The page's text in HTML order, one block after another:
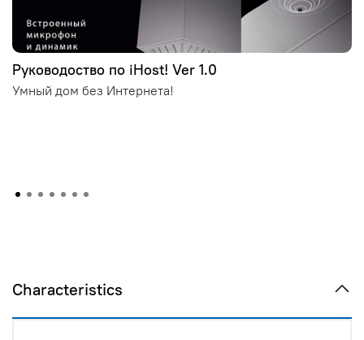
Руководоство по iHost! Ver 1.0
Умный дом без Интернета!
Characteristics